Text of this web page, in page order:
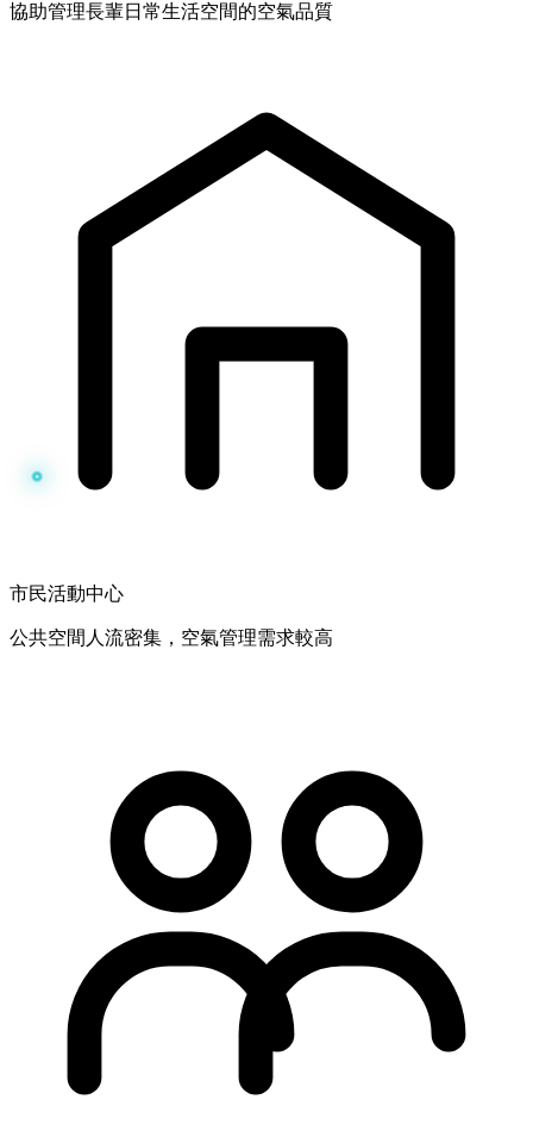
協助管理長輩日常生活空間的空氣品質
市民活動中心
公共空間人流密集，空氣管理需求較高